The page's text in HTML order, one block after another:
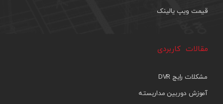
قیمت ویپ یالینک
مقالات کاربردی
مشکلات رایج DVR
آموزش دوربین مداربسته